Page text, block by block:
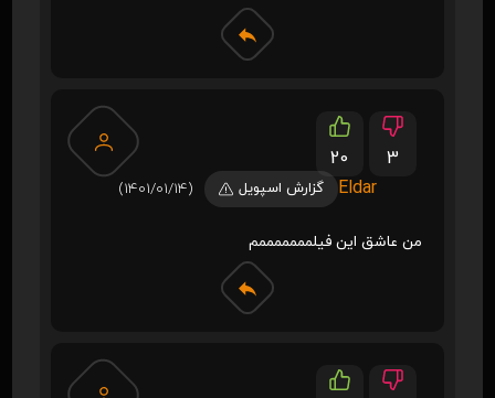
20
3
Eldar
گزارش اسپویل (1401/01/14)
من عاشق این فیلمممممممم